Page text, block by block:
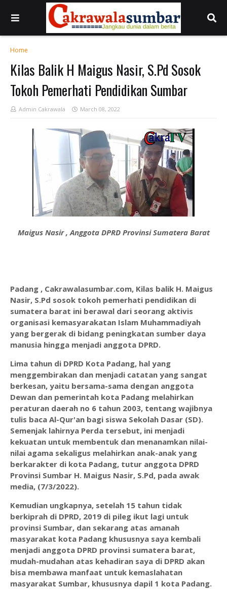
Home
Kilas Balik H Maigus Nasir, S.Pd Sosok
Tokoh Pemerhati Pendidikan Sumbar
Admin Cakrawala March 08, 2022
Maigus Nasir , Anggota DPRD Provinsi Sumatera Barat
Padang , Cakrawalasumbar.com, Kilas balik H. Maigus
Nasir, S.Pd sosok tokoh pemerhati pendidikan di
sumatera barat ini berawal dari seorang aktivis
organisasi kemasyarakatan Islam Muhammadiyah
yang bergerak di bidang peningkatan sumber daya
manusia hingga menjadi anggota DPRD.
Lima tahun di DPRD Kota Padang, hal yang
menggembirakan dan menjadi catatan yang sangat
berkesan, yaitu bersama-sama dengan anggota
Dewan dan pemerintah kota Padang melahirkan
peraturan daerah no 6 tahun 2003, tentang wajibnya
tulis baca Al-Qur'an bagi siswa Sekolah Dasar (SD).
Semenjak lahirnya Perda tersebut, ini menjadi
kekuatan untuk membentuk dan menanamkan nilai-
nilai agama sekaligus melahirkan anak-anak yang
berkarakter di kota Padang, tutur anggota DPRD
Provinsi Sumbar H. Maigus Nasir, S.Pd, pada awak
media, (7/3/2022).
Kemudian ungkapnya, setelah 15 tahun tidak
berkiprah di DPRD, 2019 di pileg ikut lagi untuk
provinsi Sumbar, dan sekarang atas amanah
masyarakat kota Padang khususnya saya kembali
menjadi anggota DPRD provinsi sumatera barat,
mudah-mudahan atas kehadiran saya di DPRD akan
bisa membawa manfaat untuk kemaslahatan
masyarakat Sumbar, khususnya dapil 1 kota Padang.